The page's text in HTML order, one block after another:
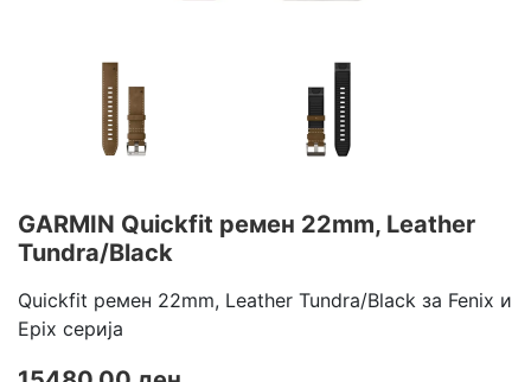
GARMIN Quickfit ремен 22mm, Leather
Tundra/Black
Quickfit ремен 22mm, Leather Tundra/Black за Fenix и
Epix серија